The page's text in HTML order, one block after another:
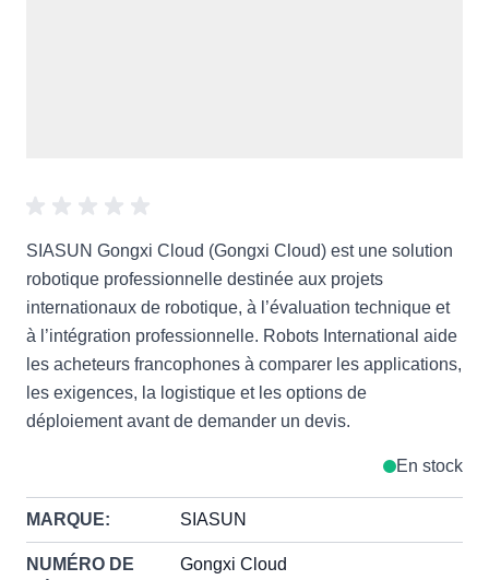
SIASUN Gongxi Cloud (Gongxi Cloud) est une solution
robotique professionnelle destinée aux projets
internationaux de robotique, à l’évaluation technique et
à l’intégration professionnelle. Robots International aide
les acheteurs francophones à comparer les applications,
les exigences, la logistique et les options de
déploiement avant de demander un devis.
En stock
MARQUE: SIASUN
NUMÉRO DE
Gongxi Cloud